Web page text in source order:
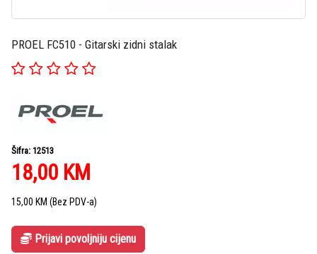
PROEL FC510 - Gitarski zidni stalak
Šifra: 12513
18,00 KM
15,00 KM (Bez PDV-a)
Prijavi povoljniju cijenu